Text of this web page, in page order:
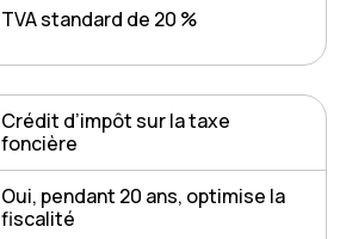
TVA standard de 20 %
Crédit d’impôt sur la taxe
foncière
Oui, pendant 20 ans, optimise la
fiscalité